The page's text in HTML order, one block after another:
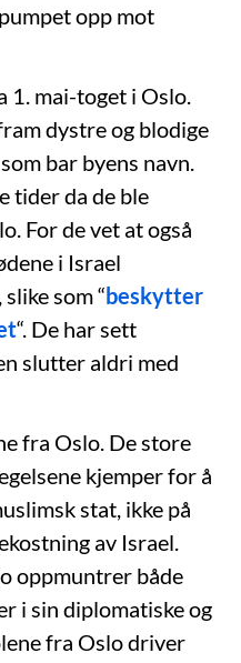
opp mot
1. mai-toget i Oslo.
dystre og blodige
bar byens navn.
tider da de ble
For de vet at også
i Israel
som “beskytter
“. De har sett
slutter aldri med
fra Oslo. De store
kjemper for å
stat, ikke på
av Israel.
oppmuntrer både
i sin diplomatiske og
fra Oslo driver